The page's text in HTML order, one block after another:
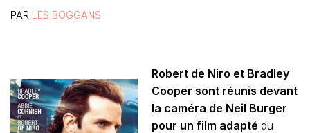
PAR LES BOGGANS
Robert de Niro et Bradley
Cooper sont réunis devant
la caméra de Neil Burger
pour un film adapté du